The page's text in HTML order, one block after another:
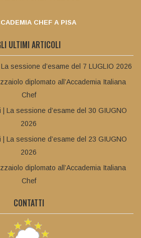
CHEF A PISA
ULTIMI ARTICOLI
sessione d’esame del 7 LUGLIO 2026
diplomato all’Accademia Italiana
Chef
La sessione d’esame del 30 GIUGNO
2026
La sessione d’esame del 23 GIUGNO
2026
diplomato all’Accademia Italiana
Chef
CONTATTI